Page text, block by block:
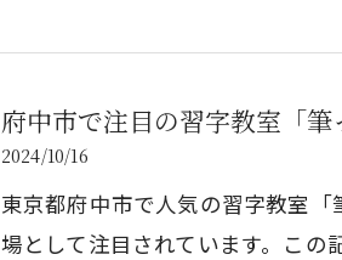
府中市で注目の習字教室「
2024/10/16
東京都府中市で人気の習字教室
場として注目されています。この